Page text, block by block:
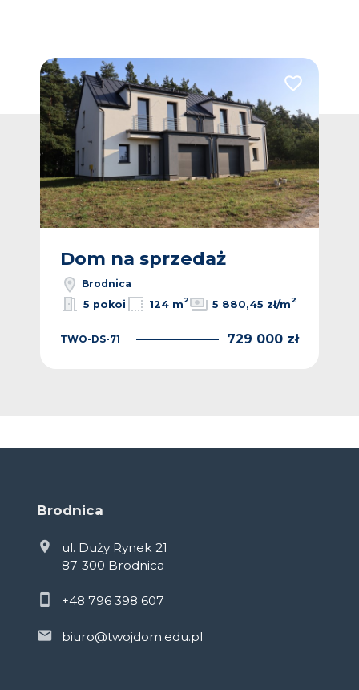
Dodaj do ulubionych Dodaj do
Dom na sprzedaż
Brodnica
5 pokoi
124 m2 5 880,45 zł/m2
TWO-DS-71 729 000 zł
Brodnica
ul. Duży Rynek 21
87-300 Brodnica
+48 796 398 607
biuro@twojdom.edu.pl